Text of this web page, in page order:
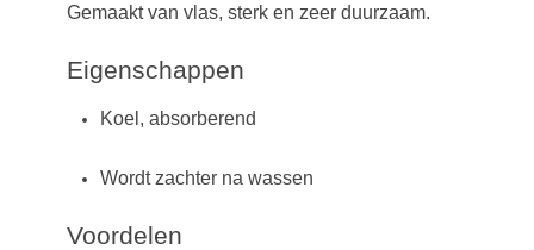
Gemaakt van vlas, sterk en zeer duurzaam.
Eigenschappen
Koel, absorberend
Wordt zachter na wassen
Voordelen